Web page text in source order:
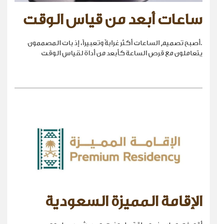
ساعات أبعد من قياس الوقت
.أصبح تصميم الساعات أكثر غرابةً وتعبيراً، إذ بات المصممون
يتعاملون مع قرص الساعة كأبعد من أداة لقياس الوقت
الإقامة المميزة السعودية